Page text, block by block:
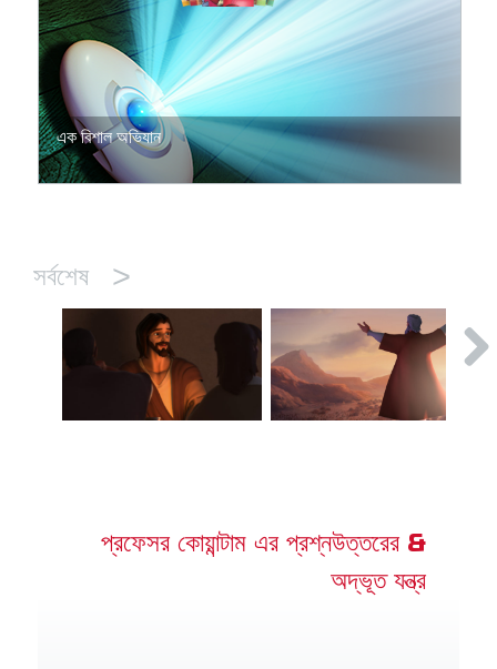
এক বিশাল অভিযান
সর্বশেষ >
প্রফেসর কোয়ান্টাম এর প্রশ্নউত্তরের &
অদ্ভূত যন্ত্র